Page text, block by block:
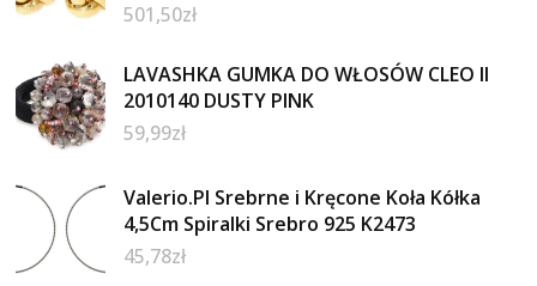
501,50zł
LAVASHKA GUMKA DO WŁOSÓW CLEO II
2010140 DUSTY PINK
59,99zł
Valerio.Pl Srebrne i Kręcone Koła Kółka
4,5Cm Spiralki Srebro 925 K2473
45,78zł